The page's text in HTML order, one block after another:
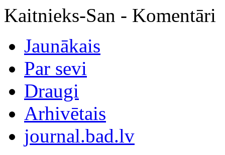
Kaitnieks-San - Komentāri
Jaunākais
Par sevi
Draugi
Arhivētais
journal.bad.lv